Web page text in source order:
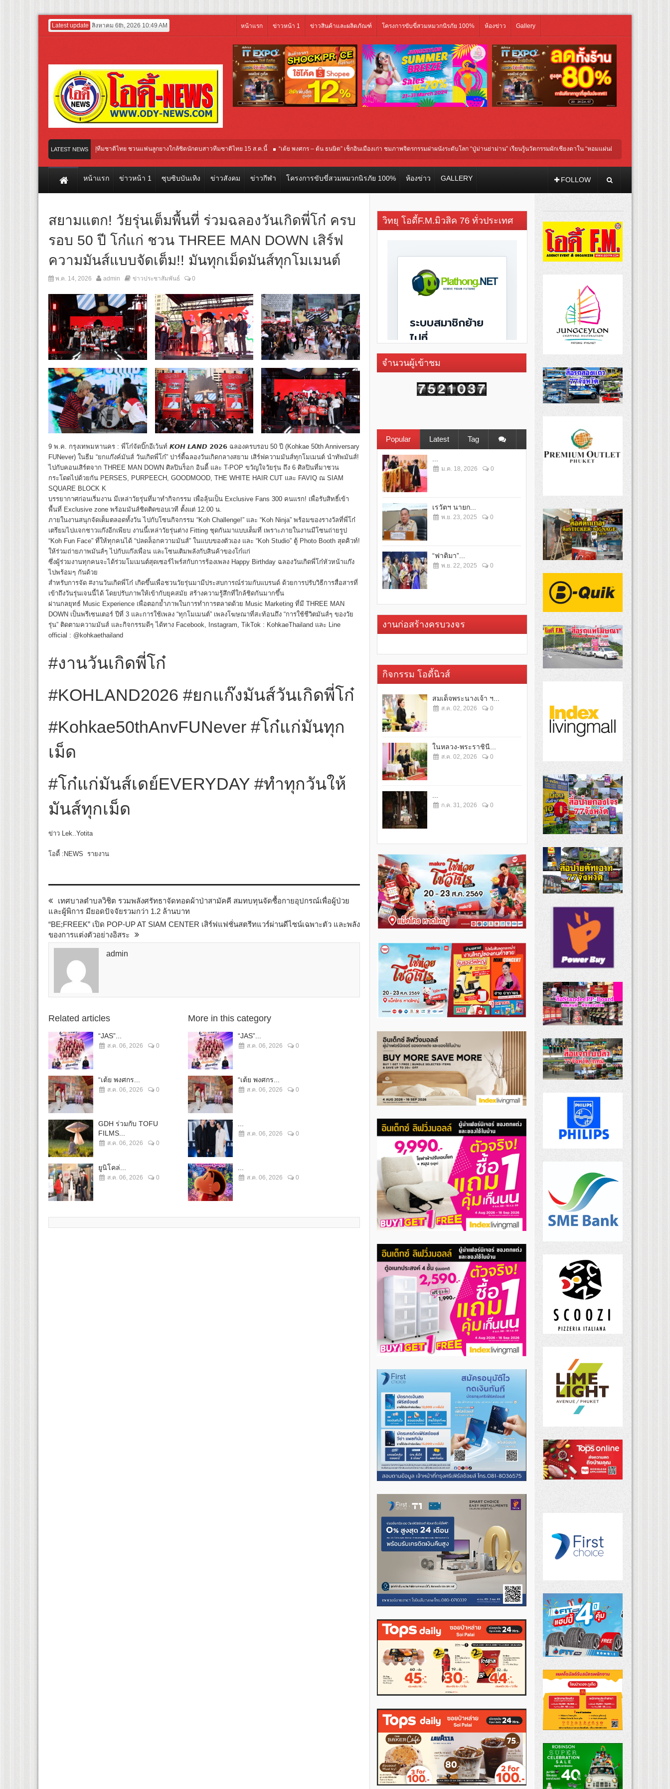
Latest update สิงหาคม 6th, 2026 10:49 AM หน้าแรก ข่าวหน้า 1 ข่าวสินค้าและผลิตภัณฑ์ โครงการขับขี่สวมหมวกนิรภัย 100% ห้องข่าว Gallery
LATEST NEWS
เชื่อมทุกเสียงเชียร์ สู่ทีมชาติไทย ชวนแฟนลูกยางใกล้ชิดนักตบสาวทีมชาติไทย 15 ส.ค.นี้ “เต้ย พงศกร – ต้น ธนษิต” เช็กอินเมืองเก่า ชมภาพจิตรกรรมฝาผนังระดับโลก “ปู่ม่านย่าม่าน” เรียนรู้นวัตกรรมผักเชียงดาใน “หอมแผ่นดินฯ” GDH ร่วมกับ TOFU
ร้อม “HOLLAND” ศิลปินชื่อดังจากเกาหลี และ “MINTTHY” จาก “MFlow Entertainment” เฉลิมฉลอง “SELBAN” แบรนด์ครีเอทีฟแฟชั่น เปิดตัวอาร์ไคฟ์แรกในชื่อ ‘กำเนิด (Birth)’ เชื่อมคัลเจอร์เกาหลี-ไทย ผ่านแฟชั่น ความงาม ดนตรี การแสดง และศิลปะ เข้าด้วยกัน
หน้าแรก ข่าวหน้า 1 ซุบซิบบันเทิง ข่าวสังคม ข่าวกีฬา โครงการขับขี่สวมหมวกนิรภัย 100% ห้องข่าว GALLERY FOLLOW
สยามแตก! วัยรุ่นเต็มพื้นที่ ร่วมฉลองวันเกิดพี่โก๋ ครบ
รอบ 50 ปี โก๋แก่ ชวน THREE MAN DOWN เสิร์ฟ
ความมันส์แบบจัดเต็ม!! มันทุกเม็ดมันส์ทุกโมเมนต์
พ.ค. 14, 2026 admin ข่าวประชาสัมพันธ์ 0
9 พ.ค. กรุงเทพมหานคร : พี่โก๋จัดบิ๊กอีเว้นท์ 𝙆𝙊𝙃 𝙇𝘼𝙉𝘿 𝟮𝟬𝟮𝟲 ฉลองครบรอบ 50 ปี (Kohkae 50th Anniversary
FUNever) ในธีม “ยกแก๊งค์มันส์ วันเกิดพี่โก๋” ปาร์ตี้ฉลองวันเกิดกลางสยาม เสิร์ฟความมันส์ทุกโมเมนต์ นำทัพมันส์!
ไปกับคอนเสิร์ตจาก THREE MAN DOWN ศิลปินร็อก อินดี้ และ T-POP ขวัญใจวัยรุ่น ถึง 6 ศิลปินที่มาชวน
กระโดดไปด้วยกัน PERSES, PURPEECH, GOODMOOD, THE WHITE HAIR CUT และ FAVIQ ณ SIAM
SQUARE BLOCK K
บรรยากาศก่อนเริ่มงาน มีเหล่าวัยรุ่นที่มาทำกิจกรรม เพื่อลุ้นเป็น Exclusive Fans 300 คนแรก! เพื่อรับสิทธิ์เข้า
พื้นที่ Exclusive zone พร้อมมันส์ชิดติดขอบเวที ตั้งแต่ 12.00 น.
ภายในงานสนุกจัดเต็มตลอดทั้งวัน ไปกับโซนกิจกรรม “Koh Challenge!” และ “Koh Ninja” พร้อมของรางวัลที่พี่โก๋
เตรียมไปแจกชาวแก๊งอีกเพียบ งานนี้เหล่าวัยรุ่นต่าง Fitting ชุดกันมาแบบเต็มที่ เพราะภายในงานมีโซนถ่ายรูป
“Koh Fun Face” ที่ให้ทุกคนได้ “ปลดล็อกความมันส์” ในแบบของตัวเอง และ “Koh Studio” ตู้ Photo Booth สุดคิวท์!
ให้ร่วมถ่ายภาพมันส์ๆ ไปกับแก๊งเพื่อน และโซนเติมพลังกับสินค้าของโก๋แก่
ซึ่งผู้ร่วมงานทุกคนจะได้ร่วมโมเมนต์สุดเซอร์ไพร์สกับการร้องเพลง Happy Birthday ฉลองวันเกิดพี่โก๋หัวหน้าแก๊ง
ไปพร้อมๆ กันด้วย
สำหรับการจัด #งานวันเกิดพี่โก๋ เกิดขึ้นเพื่อชวนวัยรุ่นมามีประสบการณ์ร่วมกับแบรนด์ ด้วยการปรับวิธีการสื่อสารที่
เข้าถึงวันรุ่นเจนนี้ได้ โดยปรับภาพให้เข้ากับยุคสมัย สร้างความรู้สึกที่ใกล้ชิดกันมากขึ้น
ผ่านกลยุทธ์ Music Experience เพื่อตอกย้ำภาพในการทำการตลาดด้วย Music Marketing ที่มี THREE MAN
DOWN เป็นพรีเซนเตอร์ ปีที่ 3 และการใช้เพลง “ทุกโมเมนต์” เพลงโฆษณาที่สะท้อนถึง “การใช้ชีวิตมันส์ๆ ของวัย
รุ่น” ติดตามความมันส์ และกิจกรรมดีๆ ได้ทาง Facebook, Instagram, TikTok : KohkaeThailand และ Line
official : @kohkaethailand
#งานวันเกิดพี่โก๋
#KOHLAND2026 #ยกแก๊งมันส์วันเกิดพี่โก๋
#Kohkae50thAnvFUNever #โก๋แก่มันทุก
เม็ด
#โก๋แก่มันส์เดย์EVERYDAY #ทำทุกวันให้
มันส์ทุกเม็ด
ข่าว Lek..Yotita
โอดี้ :NEWS รายงาน
เทศบาลตำบลวิชิต รวมพลังศรัทธาจัดทอดผ้าป่าสามัคคี สมทบทุนจัดซื้อกายอุปกรณ์เพื่อผู้ป่วย
และผู้พิการ มียอดปัจจัยรวมกว่า 1.2 ล้านบาท
“BE;FREEK” เปิด POP-UP AT SIAM CENTER เสิร์ฟแฟชั่นสตรีทแวร์ผ่านดีไซน์เฉพาะตัว และพลัง
ของการแต่งตัวอย่างอิสระ
admin
Related articles
“JAS”...
ส.ค. 06, 2026 0
“เต้ย พงศกร...
ส.ค. 06, 2026 0
GDH ร่วมกับ TOFU
FILMS...
ส.ค. 06, 2026 0
ยูนิโคล่...
ส.ค. 06, 2026 0
More in this category
“JAS”...
ส.ค. 06, 2026 0
“เต้ย พงศกร...
ส.ค. 06, 2026 0
...
ส.ค. 06, 2026 0
...
ส.ค. 06, 2026 0
วิทยุ โอดี้F.M.มิวสิค 76 ทั่วประเทศ
จำนวนผู้เข้าชม
Popular Latest Tag
ม.ค. 18, 2026 0
เรวัตฯ นายก...
พ.ย. 23, 2025 0
“ฟาติมา”...
พ.ย. 22, 2025 0
งานก่อสร้างครบวงจร
กิจกรรม โอดี้นิวส์
สมเด็จพระนางเจ้า ฯ...
ส.ค. 02, 2026 0
ในหลวง-พระราชินี...
ส.ค. 02, 2026 0
ก.ค. 31, 2026 0